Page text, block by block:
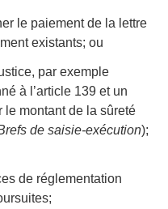
le paiement de la lettre
existants; ou
par exemple
à l’article 139 et un
le montant de la sûreté
de saisie-exécution);
de réglementation